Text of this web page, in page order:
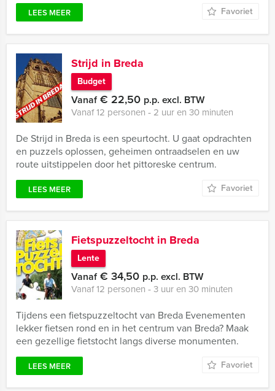
LEES MEER Favoriet
Strijd in Breda
Budget
Vanaf€ 22,50 p.p. excl. BTW
Vanaf 12 personen ‐ 2 uur en 30 minuten
De Strijd in Breda is een speurtocht. U gaat opdrachten
en puzzels oplossen, geheimen ontraadselen en uw
route uitstippelen door het pittoreske centrum.
LEES MEER Favoriet
Fietspuzzeltocht in Breda
Lente
Vanaf€ 34,50 p.p. excl. BTW
Vanaf 12 personen ‐ 3 uur en 30 minuten
Tijdens een fietspuzzeltocht van Breda Evenementen
lekker fietsen rond en in het centrum van Breda? Maak
een gezellige fietstocht langs diverse monumenten.
LEES MEER Favoriet